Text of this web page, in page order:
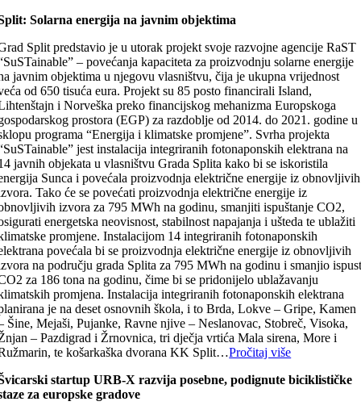
Solarna energija na javnim objektima
Split predstavio je u utorak projekt svoje razvojne agencije RaST
– povećanja kapaciteta za proizvodnju solarne energije
javnim objektima u njegovu vlasništvu, čija je ukupna vrijednost
od 650 tisuća eura. Projekt su 85 posto financirali Island,
i Norveška preko financijskog mehanizma Europskoga
prostora (EGP) za razdoblje od 2014. do 2021. godine u
programa “Energija i klimatske promjene”. Svrha projekta
jest instalacija integriranih fotonaponskih elektrana na
javnih objekata u vlasništvu Grada Splita kako bi se iskoristila
Sunca i povećala proizvodnja električne energije iz obnovljivih
Tako će se povećati proizvodnja električne energije iz
izvora za 795 MWh na godinu, smanjiti ispuštanje CO2,
energetska neovisnost, stabilnost napajanja i ušteda te ublažiti
promjene. Instalacijom 14 integriranih fotonaponskih
povećala bi se proizvodnja električne energije iz obnovljivih
na području grada Splita za 795 MWh na godinu i smanjio
za 186 tona na godinu, čime bi se pridonijelo ublažavanju
promjena. Instalacija integriranih fotonaponskih elektrana
je na deset osnovnih škola, i to Brda, Lokve – Gripe, Kamen
Šine, Mejaši, Pujanke, Ravne njive – Neslanovac, Stobreč, Visoka,
– Pazdigrad i Žrnovnica, tri dječja vrtića Mala sirena, More i
te košarkaška dvorana KK Split…Pročitaj više
startup URB-X razvija posebne, podignute biciklističke
za europske gradove